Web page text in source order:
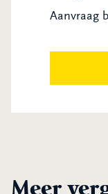
Aanvraag
Meer